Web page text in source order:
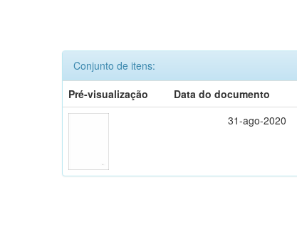
Conjunto de itens:
Pré-visualização
Data do documento
31-ago-2020